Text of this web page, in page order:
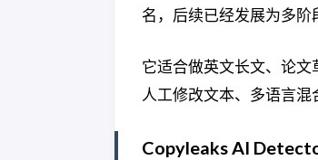
名，后续已经发展为多阶
它适合做英文长文、论
人工修改文本、多语言混
Copyleaks AI